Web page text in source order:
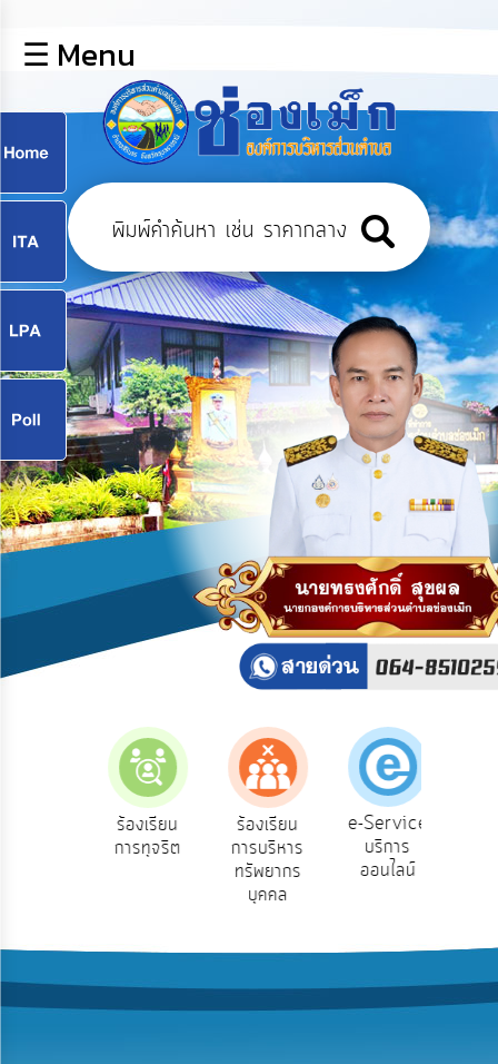
หลัก
ข้อมูล
พื้น
ฐาน
บุคลากร
แผน
ยุทธศาสตร์
ข่าวสาร
กิจการ
สภา
บริการ
ข้อมูล
เปิด
ข้อมูล
สาธารณะ
ความ
รู้
☰ Menu
ร้องเรียน
การทุจริต
ร้องเรียน
การบริหาร
ทรัพยากร
บุคคล
e-Service
บริการ
ออนไลน์